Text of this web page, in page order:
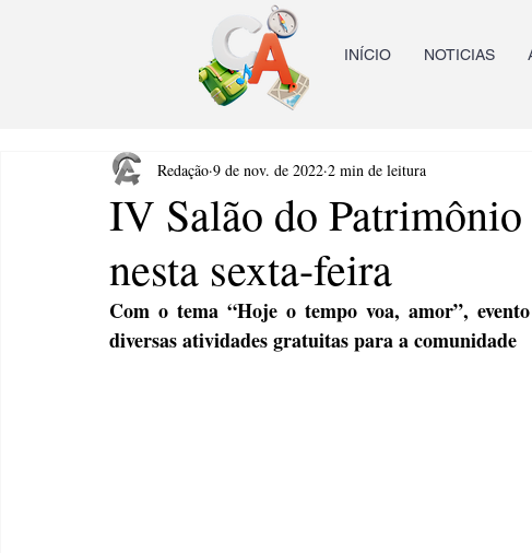
INÍCIO NOTICIAS
IV Salão do
nesta sexta-feira
Redação 9 de nov. de 2022 2 min de leitura
Com o tema “Hoje o tempo voa, amor”,
diversas atividades gratuitas para a comunidade